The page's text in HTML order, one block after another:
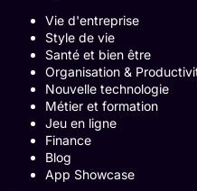
Vie d'entreprise
Style de vie
Santé et bien être
Organisation &
Nouvelle technologie
Métier et formation
Jeu en ligne
Finance
Blog
App Showcase